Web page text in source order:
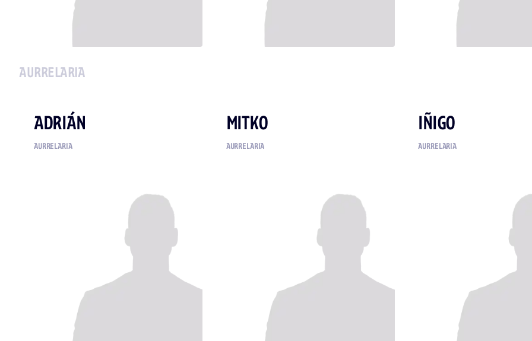
AURRELARIA
ADRIÁN
AURRELARIA
MITKO
AURRELARIA
IÑIGO
AURRELARIA